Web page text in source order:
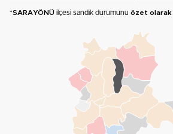
*SARAYÖNÜ ilçesi sandık durumunu özet olarak